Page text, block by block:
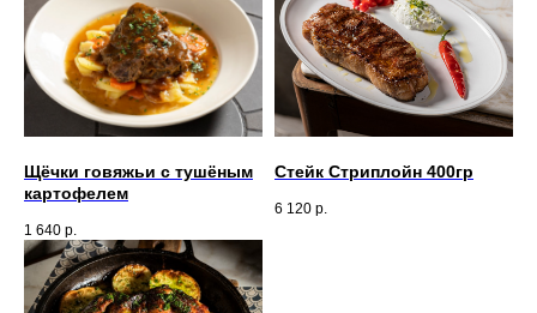
Щёчки говяжьи с тушёным
картофелем
1 640 р.
Стейк Стриплойн 400гр
6 120 р.